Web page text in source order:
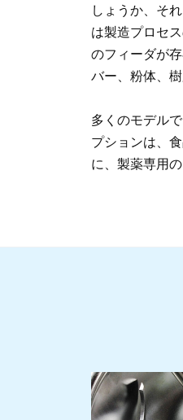
しょうか、そ
は製造プロセ
のフィーダが
バー、粉体、
多くのモデル
プションは、
に、製薬専用